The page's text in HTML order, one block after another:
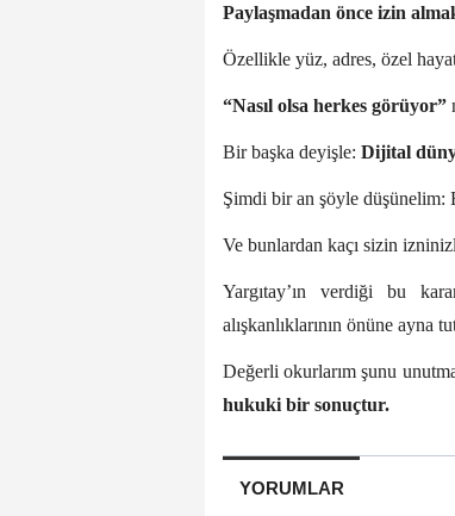
Paylaşmadan önce izin
Özellikle yüz, adres, özel
“Nasıl olsa herkes görüyor”
Bir başka deyişle: Dijital
Şimdi bir an şöyle düşünelim:
Ve bunlardan kaçı sizin
Yargıtay’ın verdiği bu
alışkanlıklarının önüne ayna
Değerli okurlarım şunu
hukuki bir sonuçtur.
YORUMLAR